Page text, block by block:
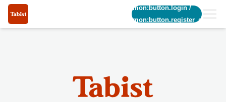
common:button.login/
common:button.register_short